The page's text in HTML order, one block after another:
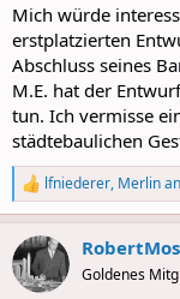
Mich würde
erstplatzierten
Abschluss seines
M.E. hat der
tun. Ich vermisse
städtebaulichen
R
e
a
c
t
i
lfniederer, Merlin
Goldenes